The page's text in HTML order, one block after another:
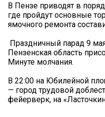
В Пензе приводят в
где пройдут основные
ямочного ремонта
Праздничный парад 9
Пензенская область
Минуте молчания.
В 22:00 на Юбилейной
— город трудовой
фейерверк, на